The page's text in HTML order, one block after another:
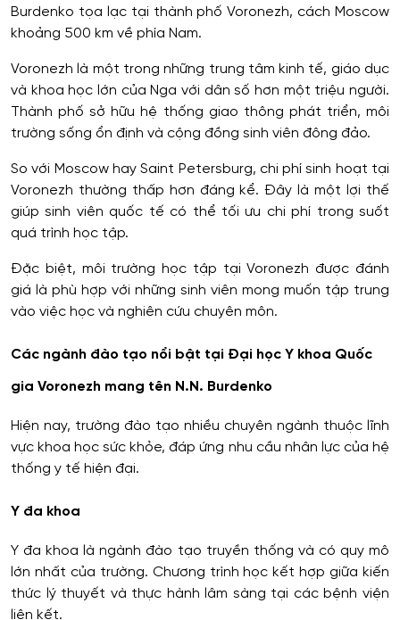
Burdenko tọa lạc tại thành phố Voronezh, cách Moscow
khoảng 500 km về phía Nam.
Voronezh là một trong những trung tâm kinh tế, giáo dục
và khoa học lớn của Nga với dân số hơn một triệu người.
Thành phố sở hữu hệ thống giao thông phát triển, môi
trường sống ổn định và cộng đồng sinh viên đông đảo.
So với Moscow hay Saint Petersburg, chi phí sinh hoạt tại
Voronezh thường thấp hơn đáng kể. Đây là một lợi thế
giúp sinh viên quốc tế có thể tối ưu chi phí trong suốt
quá trình học tập.
Đặc biệt, môi trường học tập tại Voronezh được đánh
giá là phù hợp với những sinh viên mong muốn tập trung
vào việc học và nghiên cứu chuyên môn.
Các ngành đào tạo nổi bật tại Đại học Y khoa Quốc
gia Voronezh mang tên N.N. Burdenko
Hiện nay, trường đào tạo nhiều chuyên ngành thuộc lĩnh
vực khoa học sức khỏe, đáp ứng nhu cầu nhân lực của hệ
thống y tế hiện đại.
Y đa khoa
Y đa khoa là ngành đào tạo truyền thống và có quy mô
lớn nhất của trường. Chương trình học kết hợp giữa kiến
thức lý thuyết và thực hành lâm sàng tại các bệnh viện
liên kết.